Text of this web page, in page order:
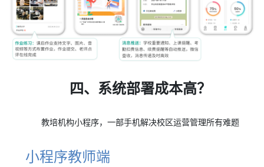
四、系统部署成本高？
教培机构小程序，一部手机解决校区运营管理所有难题
小程序教师端